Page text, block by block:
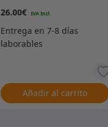
26.00€
Añadir al carrito